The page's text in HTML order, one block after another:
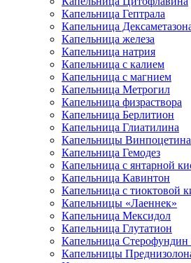
Капельница Гептрала
Капельница
Капельница железа
Капельница натрия
Капельница с калием
Капельница с магнием
Капельница Метрогил
Капельница физраствора
Капельница Берлитион
Капельница Глиатилина
Капельницы Винпоцетина
Капельница Гемодез
Капельница с янтарной
Капельница Кавинтон
Капельница с тиоктовой
Капельницы «Лаеннек»
Капельница Мексидол
Капельница Глутатион
Капельница Стерофундин
Капельницы